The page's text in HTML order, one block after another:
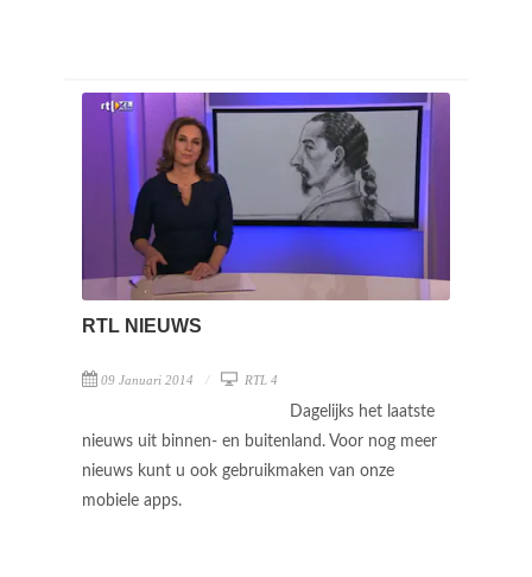
RTL NIEUWS
09 Januari 2014 RTL 4
Dagelijks het laatste
nieuws uit binnen- en buitenland. Voor nog meer
nieuws kunt u ook gebruikmaken van onze
mobiele apps.